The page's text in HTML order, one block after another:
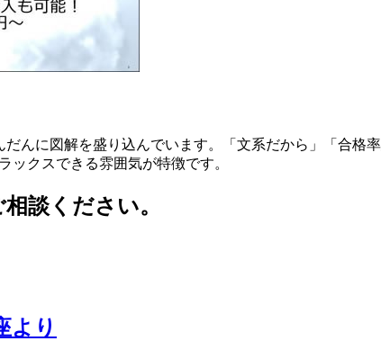
んに図解を盛り込んでいます。「文系だから」「合格
ックスできる雰囲気が特徴です。
談ください。
より